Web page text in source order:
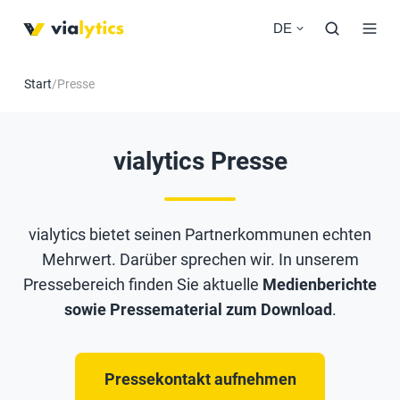
DE
Start/Presse
vialytics Presse
vialytics bietet seinen Partnerkommunen echten
Mehrwert. Darüber sprechen wir. In unserem
Pressebereich finden Sie aktuelle Medienberichte
sowie Pressematerial zum Download.
Pressekontakt aufnehmen